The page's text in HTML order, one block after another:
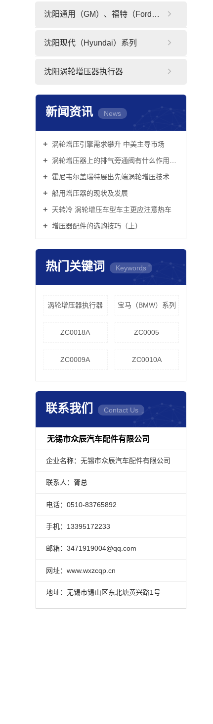
沈阳通用（GM）、福特（Ford）系列
沈阳现代（Hyundai）系列
沈阳涡轮增压器执行器
新闻资讯 News
涡轮增压引擎需求攀升 中美主导市场
涡轮增压器上的排气旁通阀有什么作用？它的控制方式有哪些？
霍尼韦尔盖瑞特展出先端涡轮增压技术
船用增压器的现状及发展
天转冷 涡轮增压车型车主更应注意热车
增压器配件的选购技巧（上）
热门关键词 Keywords
涡轮增压器执行器 宝马（BMW）系列
ZC0018A ZC0005
ZC0009A ZC0010A
联系我们 Contact Us
无锡市众辰汽车配件有限公司
企业名称：无锡市众辰汽车配件有限公司
联系人：胥总
电话：0510-83765892
手机：13395172233
邮箱：3471919004@qq.com
网址：www.wxzcqp.cn
地址：无锡市锡山区东北塘黄兴路1号